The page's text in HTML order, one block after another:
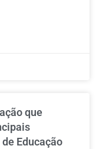
que
Educação